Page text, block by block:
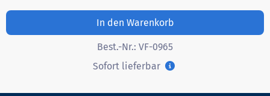
In den Warenkorb
Best.-Nr.: VF-0965
Sofort lieferbar